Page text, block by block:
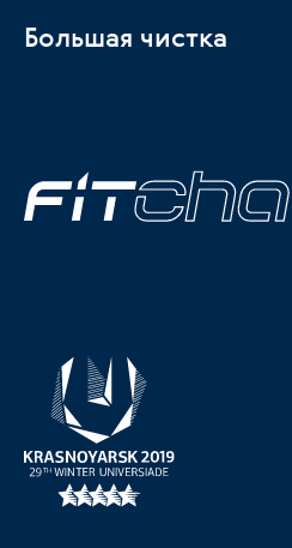
Большая чистка